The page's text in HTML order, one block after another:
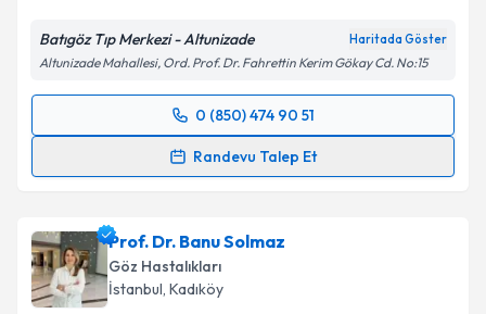
Batıgöz Tıp Merkezi - Altunizade Haritada Göster
Altunizade Mahallesi, Ord. Prof. Dr. Fahrettin Kerim Gökay Cd. No:15
0 (850) 474 90 51
Randevu Talep Et
Randevu Takvimi Talebi
takvim hazırlandığında e-posta ile bilgilendireceğiz.
E-posta Adresiniz
Prof. Dr. Banu Solmaz
Göz Hastalıkları
İstanbul, Kadıköy